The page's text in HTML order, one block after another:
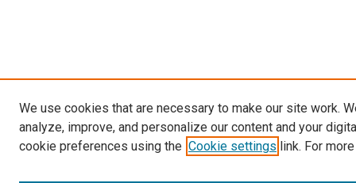
We use cookies that are necessary to make our site work.
analyze, improve, and personalize our content and your
cookie preferences using the Cookie settings link. For